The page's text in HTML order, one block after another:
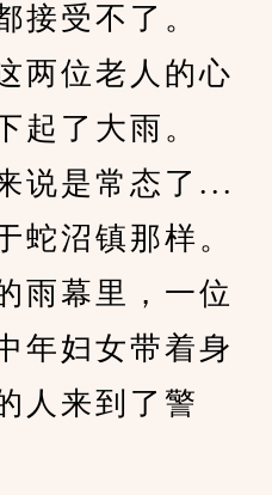
接受不了。
位老人的心
起了大雨。
是常态了...
沼镇那样。
幕里，一位
年妇女带着身
人来到了警